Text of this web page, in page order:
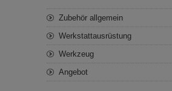
Zubehör allgemein
Werkstattausrüstung
Werkzeug
Angebot